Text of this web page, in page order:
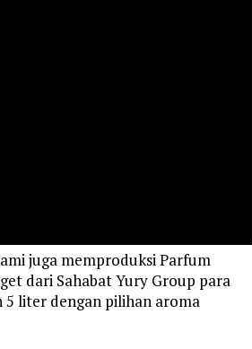
juga memproduksi Parfum
dari Sahabat Yury Group para
5 liter dengan pilihan aroma